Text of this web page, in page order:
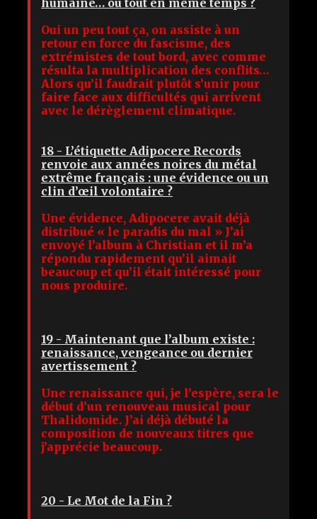
Oui un peu tout ça, on assiste à un
retour en force du fascisme, des
extrémistes de tout bord, avec comme
résulta la multiplication des conflits…
Alors qu’il faudrait plutôt s’unir pour
faire face aux difficultés qui arrivent
avec le dérèglement climatique.
18 - L’étiquette Adipocere Records
renvoie aux années noires du métal
extrême français : une évidence ou un
clin d’œil volontaire ?
Une évidence, Adipocere avait déjà
distribué « le paradis du mal » J’ai
envoyé l’album à Christian et il m’a
répondu rapidement qu’il aimait
beaucoup et qu’il était intéressé pour
nous produire.
19 - Maintenant que l’album existe :
renaissance, vengeance ou dernier
avertissement ?
Une renaissance qui, je l’espère, sera le
début d’un renouveau musical pour
Thalidomide. J’ai déjà débuté la
composition de nouveaux titres que
j’apprécie beaucoup.
20 - Le Mot de la Fin ?